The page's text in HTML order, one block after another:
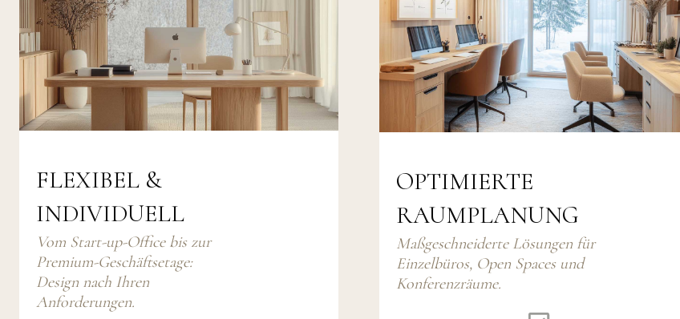
FLEXIBEL &
INDIVIDUELL
Vom Start-up-Office bis zur
Premium-Geschäftsetage:
Design nach Ihren
Anforderungen.
OPTIMIERTE
RAUMPLANUNG
Maßgeschneiderte Lösungen für
Einzelbüros, Open Spaces und
Konferenzräume.